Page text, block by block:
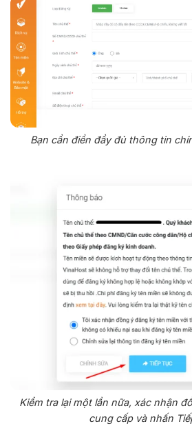
Bạn cần điền đầy đủ thông tin
Kiểm tra lại một lần nữa, xác nhận
cung cấp và nhấn